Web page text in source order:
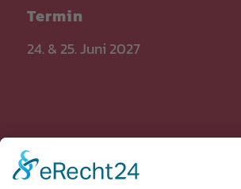
Termin
24. & 25. Juni 2027
Veranstaltungsort